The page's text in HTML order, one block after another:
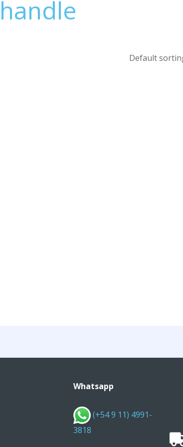
Whatsapp
(+54 9 11) 4991-
3818